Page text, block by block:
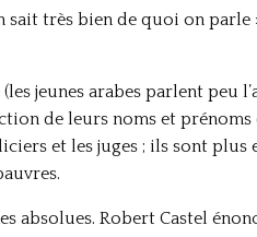
très bien de quoi on parle
jeunes arabes parlent peu
de leurs noms et prénoms
et les juges ; ils sont plus
absolues. Robert Castel